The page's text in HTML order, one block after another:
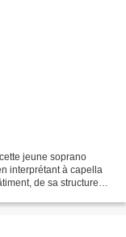
jeune soprano
interprétant à capella
de sa structure